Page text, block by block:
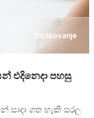
Oblikovanje
එදිනෙදා පහසු
ගත හැකි සරල